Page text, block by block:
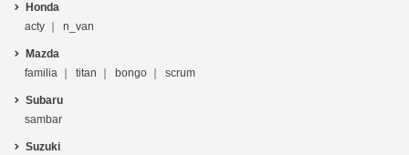
Honda
acty
n_van
Mazda
familia
titan bongo scrum
Subaru
sambar
Suzuki